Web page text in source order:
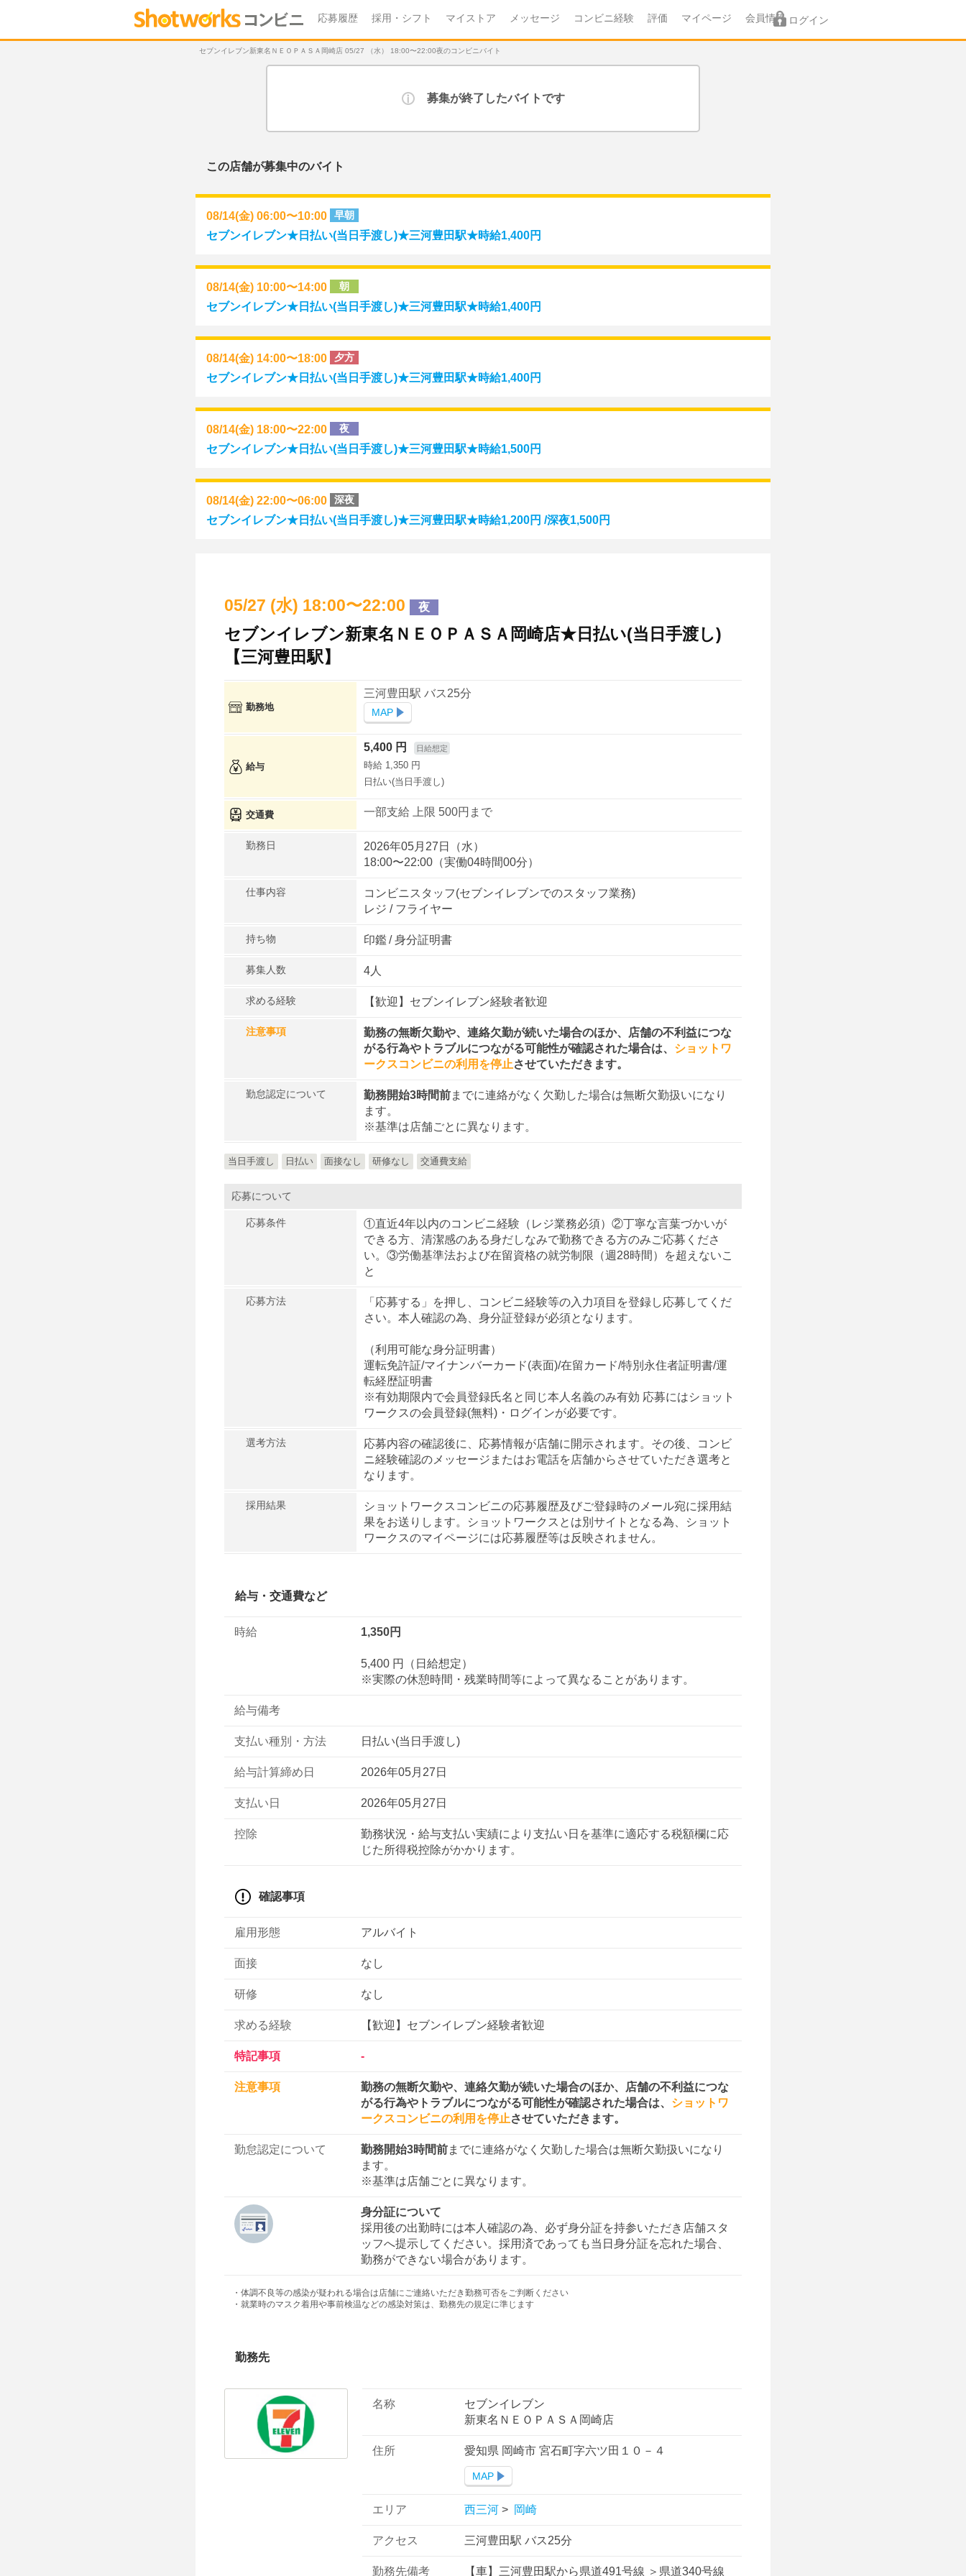
応募履歴 採用・シフト マイストア メッセージ コンビニ経験 評価 マイページ 会員情報 ログイン
セブンイレブン新東名ＮＥＯＰＡＳＡ岡崎店 05/27 （水） 18:00〜22:00夜のコンビニバイト
募集が終了したバイトです
この店舗が募集中のバイト
08/14(金) 06:00〜10:00 早朝
セブンイレブン★日払い(当日手渡し)★三河豊田駅★時給1,400円
08/14(金) 10:00〜14:00 朝
セブンイレブン★日払い(当日手渡し)★三河豊田駅★時給1,400円
08/14(金) 14:00〜18:00 夕方
セブンイレブン★日払い(当日手渡し)★三河豊田駅★時給1,400円
08/14(金) 18:00〜22:00 夜
セブンイレブン★日払い(当日手渡し)★三河豊田駅★時給1,500円
08/14(金) 22:00〜06:00 深夜
セブンイレブン★日払い(当日手渡し)★三河豊田駅★時給1,200円 /深夜1,500円
05/27 (水) 18:00〜22:00 夜
セブンイレブン新東名ＮＥＯＰＡＳＡ岡崎店★日払い(当日手渡し)
【三河豊田駅】
勤務地
三河豊田駅 バス25分
MAP
給与
5,400 円 日給想定
時給 1,350 円
日払い(当日手渡し)
交通費 一部支給 上限 500円まで
勤務日
2026年05月27日（水）
18:00〜22:00（実働04時間00分）
仕事内容
コンビニスタッフ(セブンイレブンでのスタッフ業務)
レジ / フライヤー
持ち物 印鑑/身分証明書
募集人数 4人
求める経験 【歓迎】セブンイレブン経験者歓迎
注意事項
勤務の無断欠勤や、連絡欠勤が続いた場合のほか、店舗の不利益につな
がる行為やトラブルにつながる可能性が確認された場合は、 ショットワ
ークスコンビニの利用を停止させていただきます。
勤怠認定について 勤務開始3時間前までに連絡がなく欠勤した場合は無断欠勤扱いになり
ます。
※基準は店舗ごとに異なります。
当日手渡し 日払い 面接なし 研修なし 交通費支給
応募について
応募条件
①直近4年以内のコンビニ経験（レジ業務必須）②丁寧な言葉づかいが
できる方、清潔感のある身だしなみで勤務できる方のみご応募くださ
い。③労働基準法および在留資格の就労制限（週28時間）を超えないこ
と
応募方法
「応募する」を押し、コンビニ経験等の入力項目を登録し応募してくだ
さい。本人確認の為、身分証登録が必須となります。
（利用可能な身分証明書）
運転免許証/マイナンバーカード(表面)/在留カード/特別永住者証明書/運
転経歴証明書
※有効期限内で会員登録氏名と同じ本人名義のみ有効 応募にはショット
ワークスの会員登録(無料)・ログインが必要です。
選考方法
応募内容の確認後に、応募情報が店舗に開示されます。その後、コンビ
ニ経験確認のメッセージまたはお電話を店舗からさせていただき選考と
なります。
採用結果
ショットワークスコンビニの応募履歴及びご登録時のメール宛に採用結
果をお送りします。ショットワークスとは別サイトとなる為、ショット
ワークスのマイページには応募履歴等は反映されません。
給与・交通費など
時給 1,350円
5,400 円（日給想定）
※実際の休憩時間・残業時間等によって異なることがあります。
給与備考
支払い種別・方法 日払い(当日手渡し)
給与計算締め日 2026年05月27日
支払い日 2026年05月27日
控除
勤務状況・給与支払い実績により支払い日を基準に適応する税額欄に応
じた所得税控除がかかります。
確認事項
雇用形態 アルバイト
面接 なし
研修 なし
求める経験 【歓迎】セブンイレブン経験者歓迎
特記事項 -
注意事項
勤務の無断欠勤や、連絡欠勤が続いた場合のほか、店舗の不利益につな
がる行為やトラブルにつながる可能性が確認された場合は、 ショットワ
ークスコンビニの利用を停止させていただきます。
勤怠認定について 勤務開始3時間前までに連絡がなく欠勤した場合は無断欠勤扱いになり
ます。
※基準は店舗ごとに異なります。
身分証について
採用後の出勤時には本人確認の為、必ず身分証を持参いただき店舗スタ
ッフへ提示してください。採用済であっても当日身分証を忘れた場合、
勤務ができない場合があります。
・体調不良等の感染が疑われる場合は店舗にご連絡いただき勤務可否をご判断ください
・就業時のマスク着用や事前検温などの感染対策は、勤務先の規定に準じます
勤務先
名称
セブンイレブン
新東名ＮＥＯＰＡＳＡ岡崎店
住所 愛知県 岡崎市 宮石町字六ツ田１０－４
MAP
エリア 西三河 > 岡崎
アクセス 三河豊田駅 バス25分
勤務先備考 【車】三河豊田駅から県道491号線 ＞県道340号線